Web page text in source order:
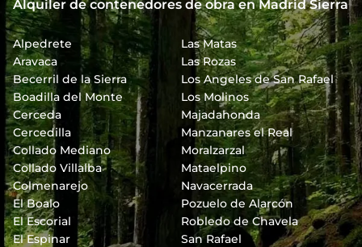
Alquiler de contenedores de obra en Madrid Sierra
Alpedrete
Aravaca
Becerril de la Sierra
Boadilla del Monte
Cerceda
Cercedilla
Collado Mediano
Collado Villalba
Colmenarejo
El Boalo
El Escorial
El Espinar
Las Matas
Las Rozas
Los Angeles de San Rafael
Los Molinos
Majadahonda
Manzanares el Real
Moralzarzal
Mataelpino
Navacerrada
Pozuelo de Alarcón
Robledo de Chavela
San Rafael